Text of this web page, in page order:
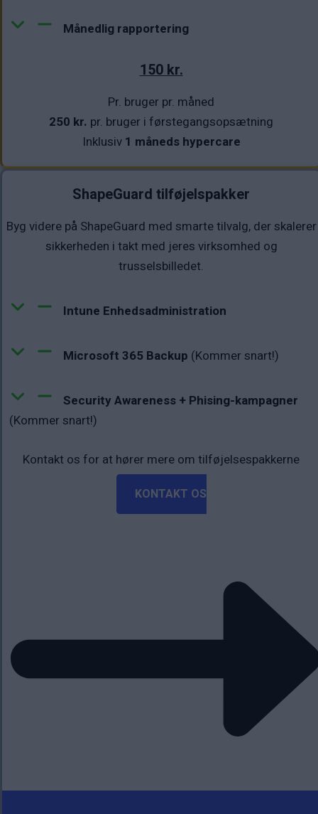
Månedlig rapportering
150 kr.
Pr. bruger pr. måned
250 kr. pr. bruger i førstegangsopsætning
Inklusiv 1 måneds hypercare
ShapeGuard tilføjelspakker
Byg videre på ShapeGuard med smarte tilvalg, der skalerer
sikkerheden i takt med jeres virksomhed og
trusselsbilledet.
Intune Enhedsadministration
Microsoft 365 Backup (Kommer snart!)
Security Awareness + Phising-kampagner
(Kommer snart!)
Kontakt os for at hører mere om tilføjelsespakkerne
KONTAKT OS